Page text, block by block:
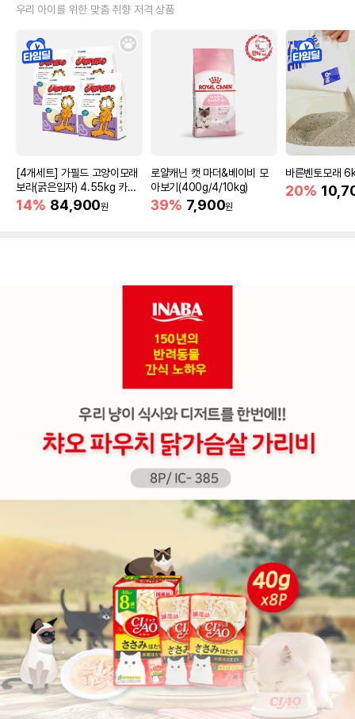
우리 아이를 위한 맞춤 취향 저격 상품
[4개세트] 가필드 고양이모래
보라(굵은입자) 4.55kg 카사
바모래
14% 84,900원
로얄캐닌 캣 마더&베이비 모
아보기(400g/4/10kg)
39% 7,900원
바른벤토모래
20%